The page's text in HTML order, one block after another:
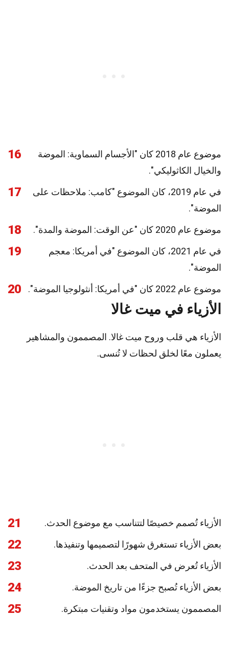
16
موضوع عام 2018 كان "الأجسام السماوية: الموضة
والخيال الكاثوليكي".
17
في عام 2019، كان الموضوع "كامب: ملاحظات على
الموضة".
18 موضوع عام 2020 كان "عن الوقت: الموضة والمدة".
19
في عام 2021، كان الموضوع "في أمريكا: معجم
الموضة".
20 موضوع عام 2022 كان "في أمريكا: أنثولوجيا الموضة".
الأزياء في ميت غالا
الأزياء هي قلب وروح ميت غالا. المصممون والمشاهير
يعملون معًا لخلق لحظات لا تُنسى.
21 الأزياء تُصمم خصيصًا لتتناسب مع موضوع الحدث.
22 بعض الأزياء تستغرق شهورًا لتصميمها وتنفيذها.
23 الأزياء تُعرض في المتحف بعد الحدث.
24 بعض الأزياء تُصبح جزءًا من تاريخ الموضة.
25 المصممون يستخدمون مواد وتقنيات مبتكرة.